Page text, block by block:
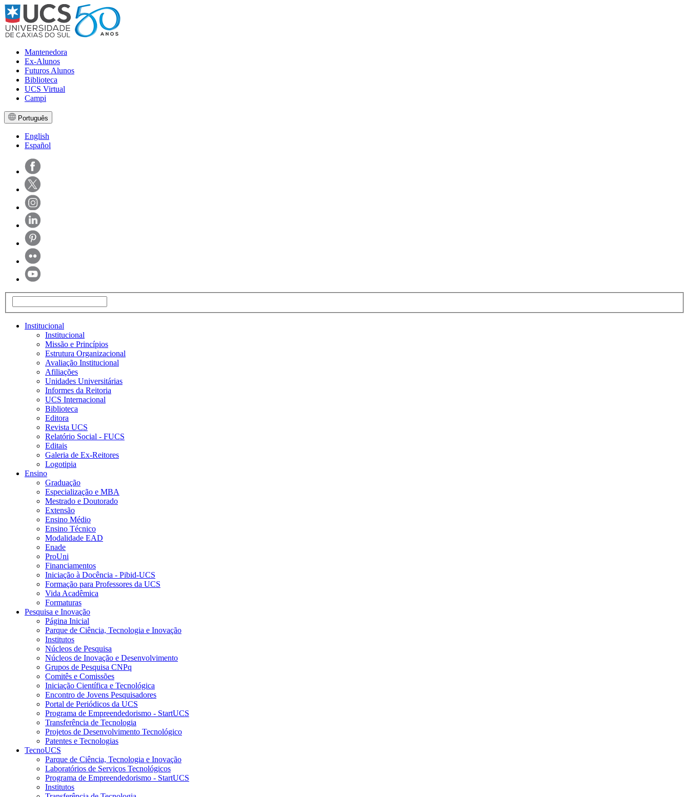
Mantenedora
Ex-Alunos
Futuros Alunos
Biblioteca
UCS Virtual
Campi
Português
English
Español
Institucional
Institucional
Missão e Princípios
Estrutura Organizacional
Avaliação Institucional
Afiliações
Unidades Universitárias
Informes da Reitoria
UCS Internacional
Biblioteca
Editora
Revista UCS
Relatório Social - FUCS
Editais
Galeria de Ex-Reitores
Logotipia
Ensino
Graduação
Especialização e MBA
Mestrado e Doutorado
Extensão
Ensino Médio
Ensino Técnico
Modalidade EAD
Enade
ProUni
Financiamentos
Iniciação à Docência - Pibid-UCS
Formação para Professores da UCS
Vida Acadêmica
Formaturas
Pesquisa e Inovação
Página Inicial
Parque de Ciência, Tecnologia e Inovação
Institutos
Núcleos de Pesquisa
Núcleos de Inovação e Desenvolvimento
Grupos de Pesquisa CNPq
Comitês e Comissões
Iniciação Científica e Tecnológica
Encontro de Jovens Pesquisadores
Portal de Periódicos da UCS
Programa de Empreendedorismo - StartUCS
Transferência de Tecnologia
Projetos de Desenvolvimento Tecnológico
Patentes e Tecnologias
TecnoUCS
Parque de Ciência, Tecnologia e Inovação
Laboratórios de Serviços Tecnológicos
Programa de Empreendedorismo - StartUCS
Institutos